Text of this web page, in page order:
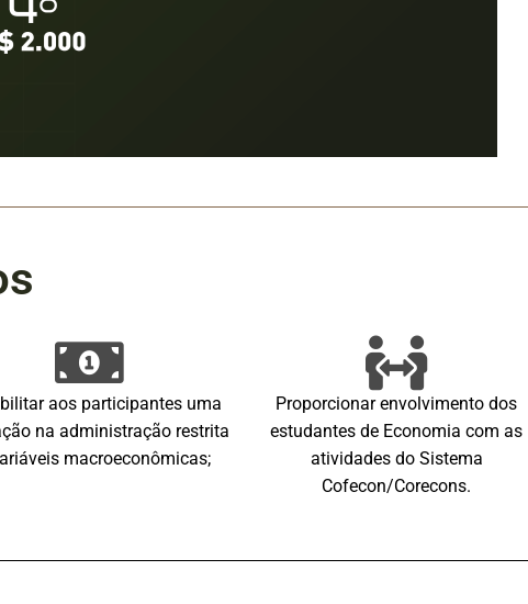
aos participantes uma
na administração restrita
macroeconômicas;
Proporcionar envolvimento dos
estudantes de Economia com as
atividades do Sistema
Cofecon/Corecons.